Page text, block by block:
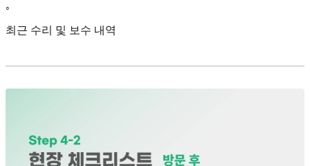
◦
최근 수리 및 보수 내역